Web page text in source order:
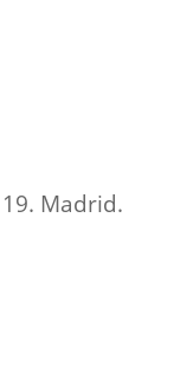
19. Madrid.